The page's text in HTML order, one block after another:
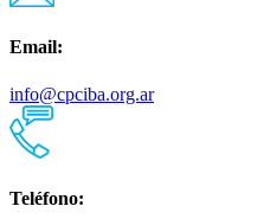
Email:
info@cpciba.org.ar
Teléfono: